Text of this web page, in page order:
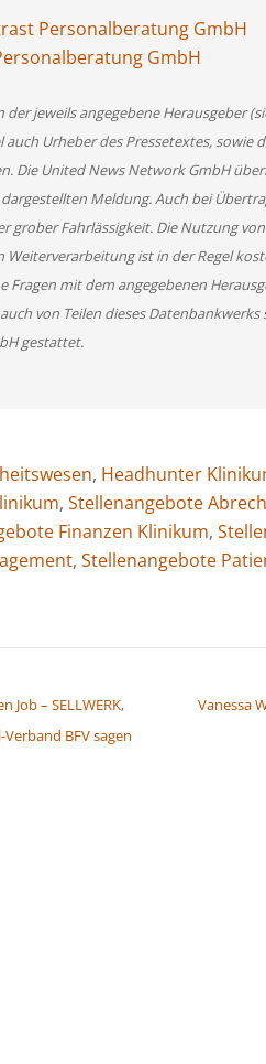
Personalberatung GmbH
GmbH
jeweils angegebene Herausgeber
Urheber des Pressetextes, sowie
Die United News Network GmbH
Meldung. Auch bei
grober Fahrlässigkeit. Die Nutzung
ist in der Regel
mit dem angegebenen
von Teilen dieses
gestattet.
, Headhunter
, Stellenangebote
Finanzen Klinikum,
, Stellenangebote
– SELLWERK,
BFV sagen
Vanessa